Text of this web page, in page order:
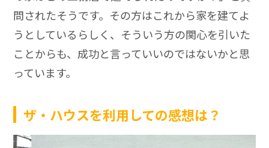
問されたそうです。その方はこれから家を建てよ
うとしているらしく、そういう方の関心を引いた
ことからも、成功と言っていいのではないかと思
っています。
ザ・ハウスを利用しての感想は？